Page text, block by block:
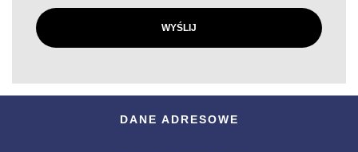
DANE ADRESOWE